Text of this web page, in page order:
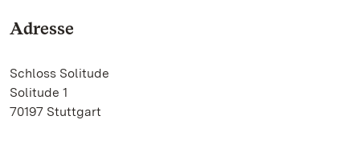
Adresse
Schloss Solitude
Solitude 1
70197 Stuttgart